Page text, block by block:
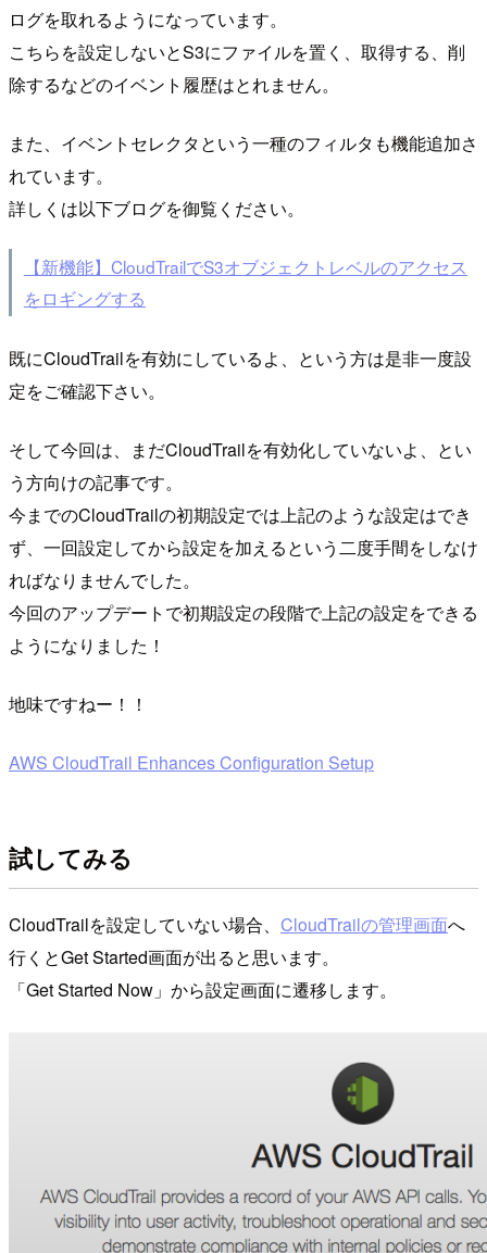
ログを取れるようになっています。
こちらを設定しないとS3にファイルを置く、取得する、削
除するなどのイベント履歴はとれません。
また、イベントセレクタという一種のフィルタも機能追加さ
れています。
詳しくは以下ブログを御覧ください。
【新機能】CloudTrailでS3オブジェクトレベルのアクセス
をロギングする
既にCloudTrailを有効にしているよ、という方は是非一度設
定をご確認下さい。
そして今回は、まだCloudTrailを有効化していないよ、とい
う方向けの記事です。
今までのCloudTrailの初期設定では上記のような設定はでき
ず、一回設定してから設定を加えるという二度手間をしなけ
ればなりませんでした。
今回のアップデートで初期設定の段階で上記の設定をできる
ようになりました！
地味ですねー！！
AWS CloudTrail Enhances Configuration Setup
試してみる
CloudTrailを設定していない場合、 CloudTrailの管理画面へ
行くとGet Started画面が出ると思います。
「Get Started Now」から設定画面に遷移します。